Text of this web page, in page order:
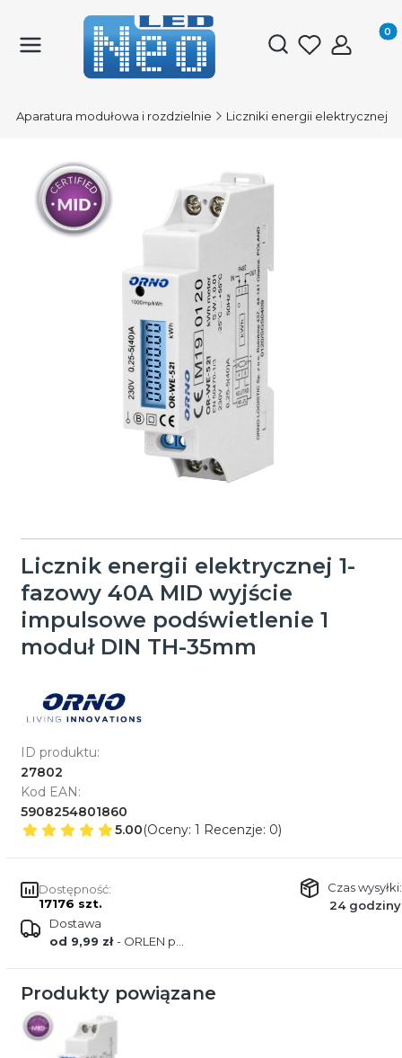
Otwórz
Aparatura modułowa i rozdzielnie Liczniki energii elektrycznej
Licznik energii elektrycznej 1-
fazowy 40A MID wyjście
impulsowe podświetlenie 1
moduł DIN TH-35mm
ID produktu:
27802
Kod EAN:
5908254801860
5.00(Oceny: 1 Recenzje: 0)
Dostępność:
17176 szt.
Czas wysyłki:
24 godziny
Dostawa
od 9,99 zł- ORLEN paczka
Produkty powiązane